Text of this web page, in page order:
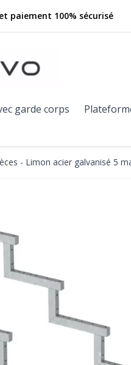
paiement 100% sécurisé
garde corps
- Limon acier galvanisé 5